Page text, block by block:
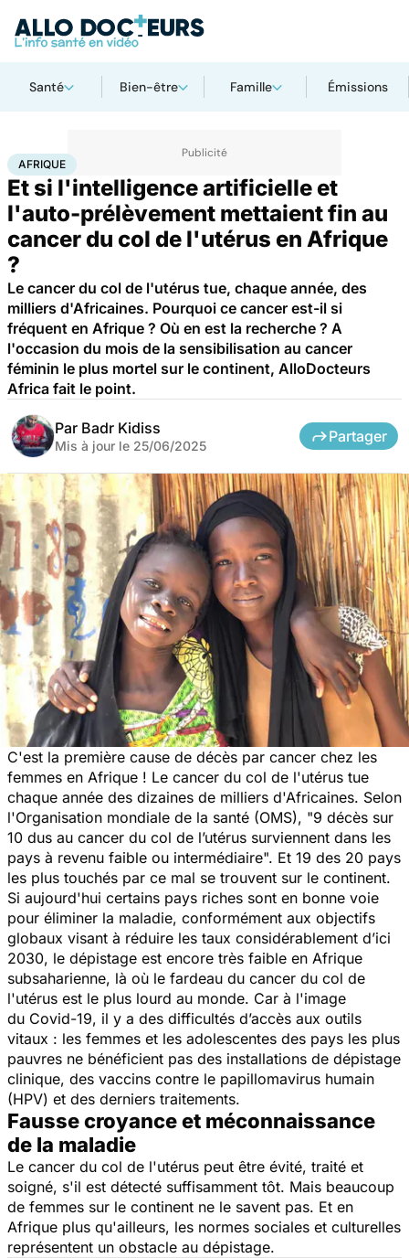
Santé Bien-être Famille Émissions
AccueilSanté Afrique
AFRIQUE
Et si l'intelligence artificielle et
l'auto-prélèvement mettaient fin au
cancer du col de l'utérus en Afrique
?
Le cancer du col de l'utérus tue, chaque année, des
milliers d'Africaines. Pourquoi ce cancer est-il si
fréquent en Afrique ? Où en est la recherche ? A
l'occasion du mois de la sensibilisation au cancer
féminin le plus mortel sur le continent, AlloDocteurs
Africa fait le point.
Par Badr Kidiss
Mis à jour le 25/06/2025
Partager
C'est la première cause de décès par cancer chez les
femmes en Afrique ! Le cancer du col de l'utérus tue
chaque année des dizaines de milliers d'Africaines. Selon
l'Organisation mondiale de la santé (OMS), "9 décès sur
10 dus au cancer du col de l’utérus surviennent dans les
pays à revenu faible ou intermédiaire". Et 19 des 20 pays
les plus touchés par ce mal se trouvent sur le continent.
Si aujourd'hui certains pays riches sont en bonne voie
pour éliminer la maladie, conformément aux objectifs
globaux visant à réduire les taux considérablement d’ici
2030, le dépistage est encore très faible en Afrique
subsaharienne, là où le fardeau du cancer du col de
l'utérus est le plus lourd au monde. Car à l'image
du Covid-19, il y a des difficultés d’accès aux outils
vitaux : les femmes et les adolescentes des pays les plus
pauvres ne bénéficient pas des installations de dépistage
clinique, des vaccins contre le papillomavirus humain
(HPV) et des derniers traitements.
Fausse croyance et méconnaissance
de la maladie
Le cancer du col de l'utérus peut être évité, traité et
soigné, s'il est détecté suffisamment tôt. Mais beaucoup
de femmes sur le continent ne le savent pas. Et en
Afrique plus qu'ailleurs, les normes sociales et culturelles
représentent un obstacle au dépistage.